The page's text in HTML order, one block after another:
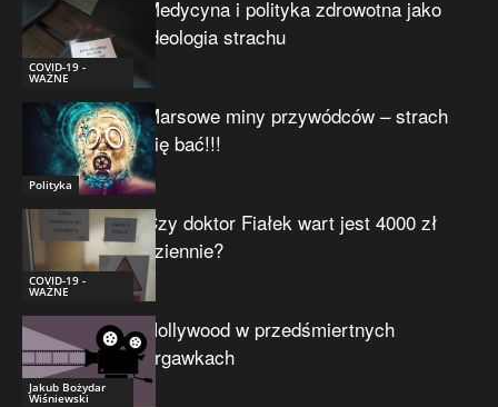
COVID-19 -
WAŻNE
Medycyna i polityka zdrowotna jako
ideologia strachu
Polityka
Marsowe miny przywódców – strach
się bać!!!
COVID-19 -
WAŻNE
Czy doktor Fiałek wart jest 4000 zł
dziennie?
Jakub Bożydar
Wiśniewski
Hollywood w przedśmiertnych
drgawkach